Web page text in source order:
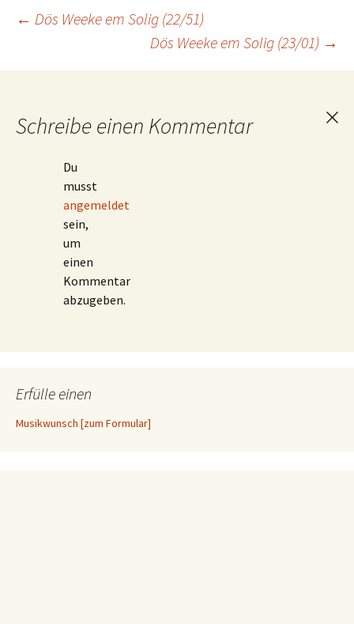
Beitragsnavigation
← Dös Weeke em Solig (22/51)
Dös Weeke em Solig (23/01) →
Schreibe einen Kommentar
Du
musst
angemeldet
sein,
um
einen
Kommentar
abzugeben.
Erfülle einen
Musikwunsch [zum Formular]